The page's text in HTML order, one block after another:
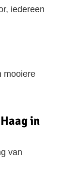
iedereen
mooiere
in
van